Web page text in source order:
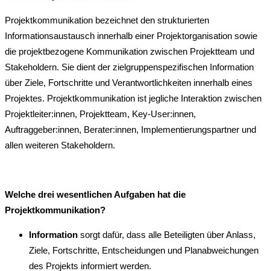
Projektkommunikation bezeichnet den strukturierten
Informationsaustausch innerhalb einer Projektorganisation sowie
die projektbezogene Kommunikation zwischen Projektteam und
Stakeholdern. Sie dient der zielgruppenspezifischen Information
über Ziele, Fortschritte und Verantwortlichkeiten innerhalb eines
Projektes. Projektkommunikation ist jegliche Interaktion zwischen
Projektleiter:innen, Projektteam, Key-User:innen,
Auftraggeber:innen, Berater:innen, Implementierungspartner und
allen weiteren Stakeholdern.
Welche drei wesentlichen Aufgaben hat die
Projektkommunikation?
Information sorgt dafür, dass alle Beteiligten über Anlass,
Ziele, Fortschritte, Entscheidungen und Planabweichungen
des Projekts informiert werden.